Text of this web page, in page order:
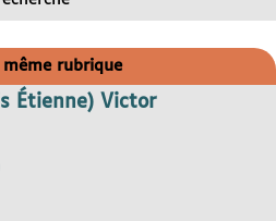
même rubrique
Étienne) Victor